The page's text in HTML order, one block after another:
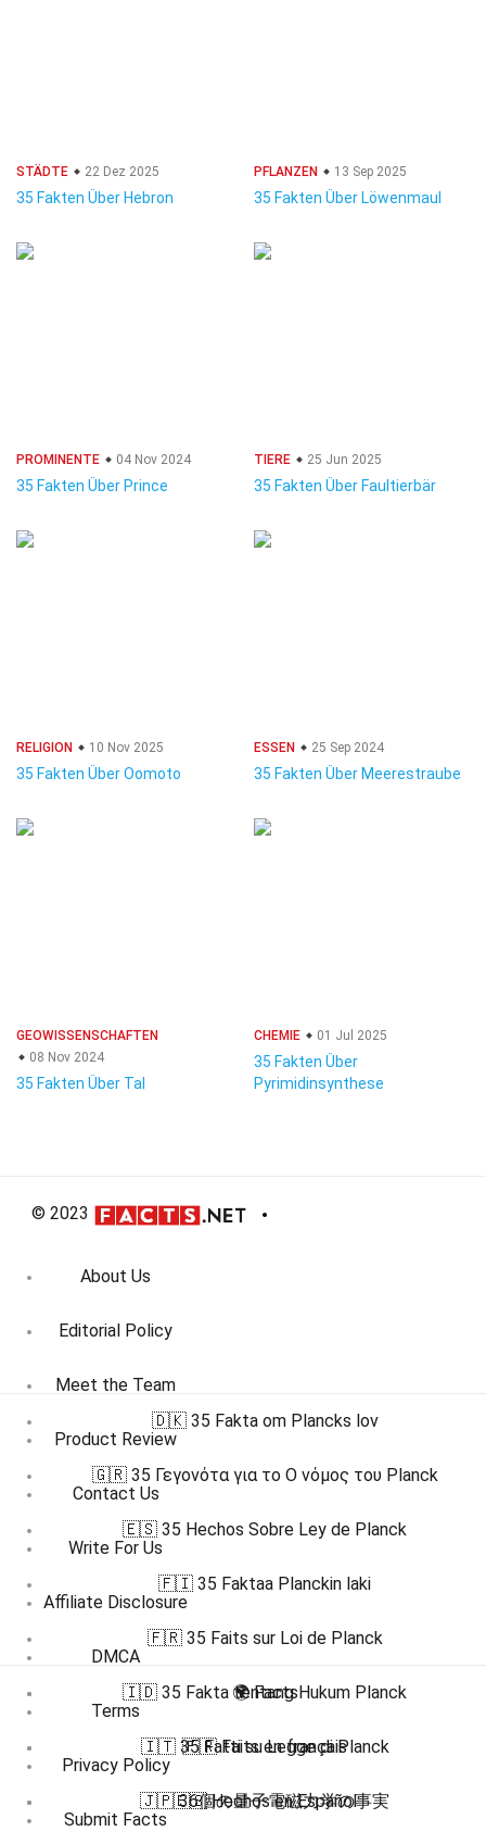
STÄDTE 22 Dez 2025
35 Fakten Über Hebron
PFLANZEN 13 Sep 2025
35 Fakten Über Löwenmaul
PROMINENTE 04 Nov 2024
35 Fakten Über Prince
TIERE 25 Jun 2025
35 Fakten Über Faultierbär
RELIGION 10 Nov 2025
35 Fakten Über Oomoto
ESSEN 25 Sep 2024
35 Fakten Über Meerestraube
GEOWISSENSCHAFTEN
08 Nov 2024
35 Fakten Über Tal
CHEMIE 01 Jul 2025
35 Fakten Über
Pyrimidinsynthese
© 2023
About Us
Editorial Policy
Meet the Team
Product Review
Contact Us
Write For Us
Affiliate Disclosure
DMCA
Terms
Privacy Policy
Submit Facts
🇩🇰 35 Fakta om Plancks lov
🇬🇷 35 Γεγονότα για το Ο νόμος του Planck
🇪🇸 35 Hechos Sobre Ley de Planck
🇫🇮 35 Faktaa Planckin laki
🇫🇷 35 Faits sur Loi de Planck
🇮🇩 35 Fakta tentang Hukum Planck
🇮🇹 35 Fatti su Legge di Planck
🇯🇵 36個の量子電磁力学の事実
🌍 Facts
🇫🇷 Faits en français
🇪🇸 Hechos en Español